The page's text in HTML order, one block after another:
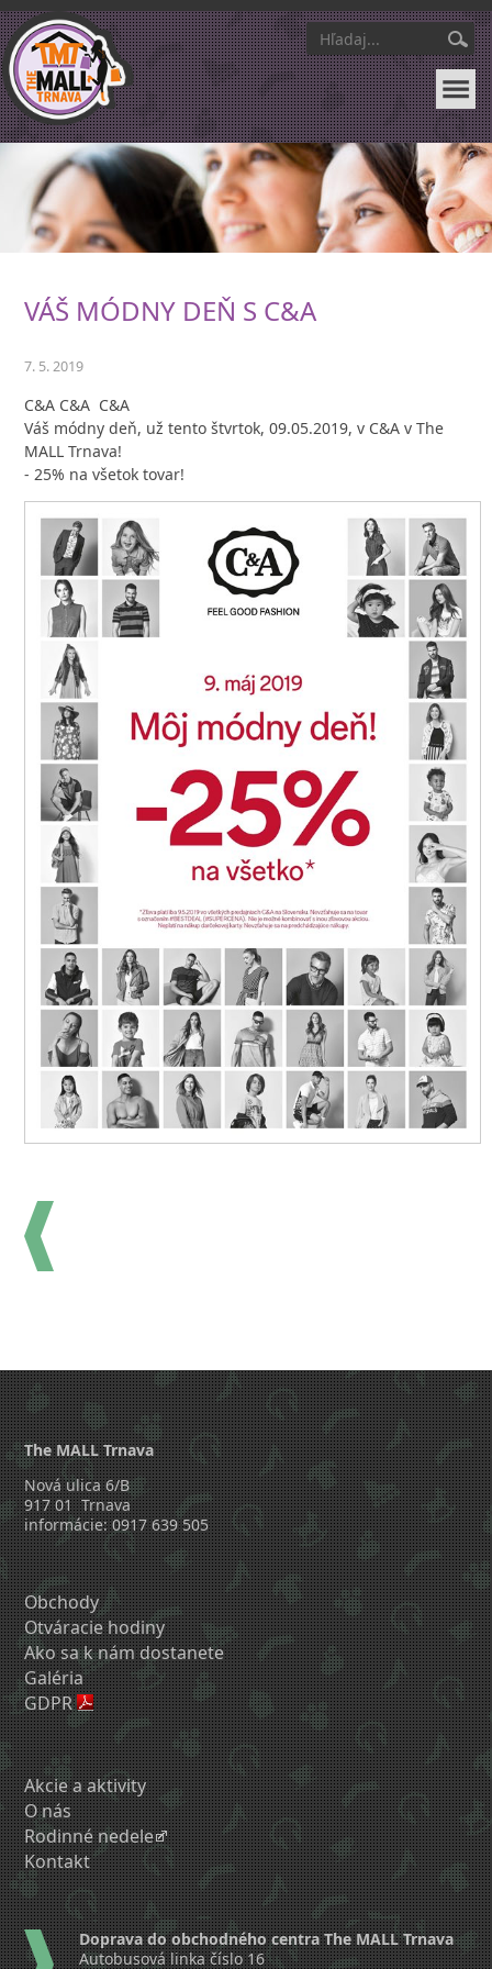
VÁŠ MÓDNY DEŇ S C&A
7. 5. 2019
C&A C&A C&A
Váš módny deň, už tento štvrtok, 09.05.2019, v C&A v The
MALL Trnava!
- 25% na všetok tovar!
The MALL Trnava
Nová ulica 6/B
917 01 Trnava
informácie: 0917 639 505
Obchody
Otváracie hodiny
Ako sa k nám dostanete
Galéria
GDPR
Akcie a aktivity
O nás
Rodinné nedele
Kontakt
Doprava do obchodného centra The MALL Trnava
Autobusová linka číslo 16